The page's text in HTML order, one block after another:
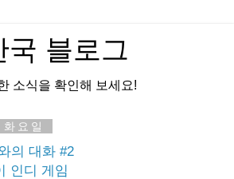
국 블로그
소식을 확인해 보세요!
요일
의 대화 #2
인디 게임